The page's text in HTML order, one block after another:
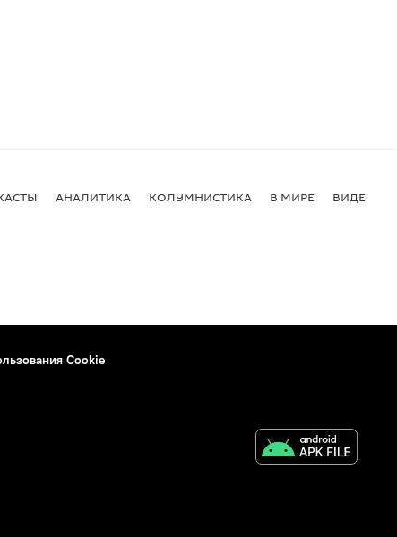
АНАЛИТИКА КОЛУМНИСТИКА В МИРЕ ВИДЕО
Cookie